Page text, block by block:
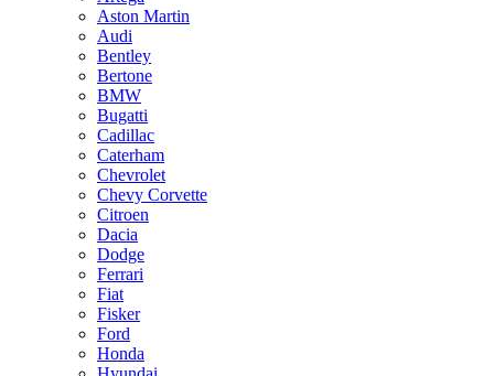
Aston Martin
Audi
Bentley
Bertone
BMW
Bugatti
Cadillac
Caterham
Chevrolet
Chevy Corvette
Citroen
Dacia
Dodge
Ferrari
Fiat
Fisker
Ford
Honda